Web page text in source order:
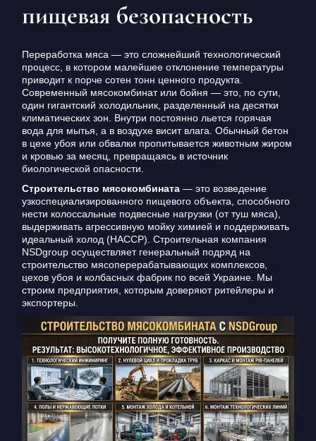
пищевая безопасность
Переработка мяса — это сложнейший технологический
процесс, в котором малейшее отклонение температуры
приводит к порче сотен тонн ценного продукта.
Современный мясокомбинат или бойня — это, по сути,
один гигантский холодильник, разделенный на десятки
климатических зон. Внутри постоянно льется горячая
вода для мытья, а в воздухе висит влага. Обычный бетон
в цехе убоя или обвалки пропитывается животным жиром
и кровью за месяц, превращаясь в источник
биологической опасности.
Строительство мясокомбината— это возведение
узкоспециализированного пищевого объекта, способного
нести колоссальные подвесные нагрузки (от туш мяса),
выдерживать агрессивную мойку химией и поддерживать
идеальный холод (HACCP). Строительная компания
NSDgroup осуществляет генеральный подряд на
строительство мясоперерабатывающих комплексов,
цехов убоя и колбасных фабрик по всей Украине. Мы
строим предприятия, которым доверяют ритейлеры и
экспортеры.